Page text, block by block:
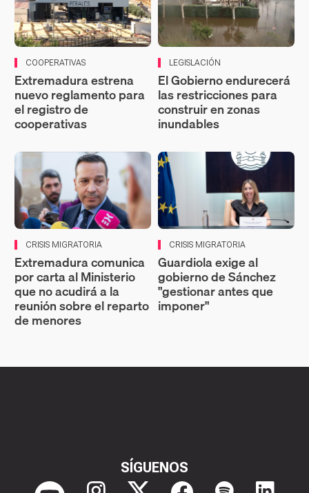
COOPERATIVAS
Extremadura estrena
nuevo reglamento para
el registro de
cooperativas
LEGISLACIÓN
El Gobierno endurecerá
las restricciones para
construir en zonas
inundables
CRISIS MIGRATORIA
Extremadura comunica
por carta al Ministerio
que no acudirá a la
reunión sobre el reparto
de menores
CRISIS MIGRATORIA
Guardiola exige al
gobierno de Sánchez
"gestionar antes que
imponer"
SÍGUENOS